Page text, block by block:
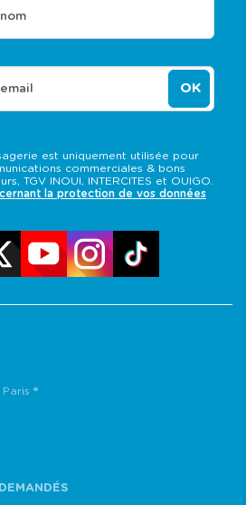
est uniquement utilisée pour
commerciales & bons
TGV INOUI, INTERCITES et OUIGO.
la protection de vos données
OK
®